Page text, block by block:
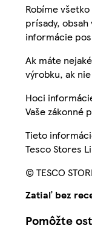
Robíme
prísady,
informácie
Ak máte
výrobku, ak
Hoci
Vaše zákonné
Tieto
Tesco Stores
© TESCO
Zatiaľ bez
Pomôžte